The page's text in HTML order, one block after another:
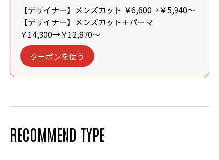
【デザイナー】メンズカット ￥6,600→￥5,940～
【デザイナー】メンズカット＋パーマ
￥14,300→￥12,870～
クーポンを使う
RECOMMEND TYPE